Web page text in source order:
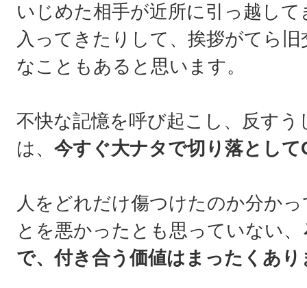
いじめた相手が近所に引っ越し
入ってきたりして、挨拶がてら
なこともあると思います。
不快な記憶を呼び起こし、反す
は、 今すぐ大ナタで切り落として
人をどれだけ傷つけたのか分か
とを悪かったとも思っていない、
で、付き合う価値はまったくあり